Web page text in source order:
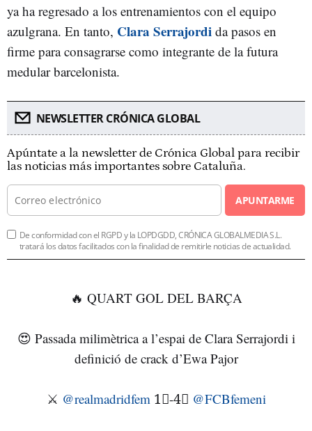
ya ha regresado a los entrenamientos con el equipo
azulgrana. En tanto, Clara Serrajordi da pasos en
firme para consagrarse como integrante de la futura
medular barcelonista.
NEWSLETTER CRÓNICA GLOBAL
Apúntate a la newsletter de Crónica Global para recibir
las noticias más importantes sobre Cataluña.
APUNTARME
De conformidad con el RGPD y la LOPDGDD, CRÓNICA GLOBALMEDIA S.L.
tratará los datos facilitados con la finalidad de remitirle noticias de actualidad.
🔥 QUART GOL DEL BARÇA
😍 Passada milimètrica a l’espai de Clara Serrajordi i
definició de crack d’Ewa Pajor
⚔️ @realmadridfem 1⃣-4⃣ @FCBfemeni